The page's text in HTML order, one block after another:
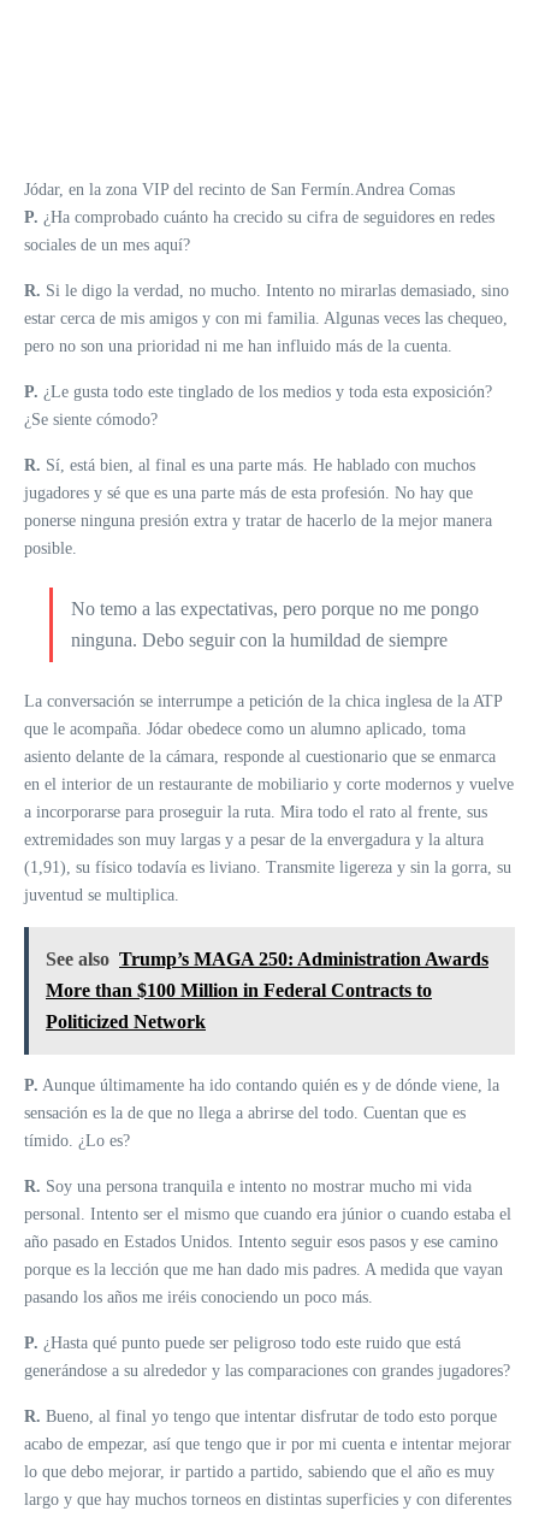
Jódar, en la zona VIP del recinto de San Fermín. Andrea Comas
P. ¿Ha comprobado cuánto ha crecido su cifra de seguidores en redes
sociales de un mes aquí?
R. Si le digo la verdad, no mucho. Intento no mirarlas demasiado, sino
estar cerca de mis amigos y con mi familia. Algunas veces las chequeo,
pero no son una prioridad ni me han influido más de la cuenta.
P. ¿Le gusta todo este tinglado de los medios y toda esta exposición?
¿Se siente cómodo?
R. Sí, está bien, al final es una parte más. He hablado con muchos
jugadores y sé que es una parte más de esta profesión. No hay que
ponerse ninguna presión extra y tratar de hacerlo de la mejor manera
posible.
No temo a las expectativas, pero porque no me pongo
ninguna. Debo seguir con la humildad de siempre
La conversación se interrumpe a petición de la chica inglesa de la ATP
que le acompaña. Jódar obedece como un alumno aplicado, toma
asiento delante de la cámara, responde al cuestionario que se enmarca
en el interior de un restaurante de mobiliario y corte modernos y vuelve
a incorporarse para proseguir la ruta. Mira todo el rato al frente, sus
extremidades son muy largas y a pesar de la envergadura y la altura
(1,91), su físico todavía es liviano. Transmite ligereza y sin la gorra, su
juventud se multiplica.
See also Trump’s MAGA 250: Administration Awards
More than $100 Million in Federal Contracts to
Politicized Network
P. Aunque últimamente ha ido contando quién es y de dónde viene, la
sensación es la de que no llega a abrirse del todo. Cuentan que es
tímido. ¿Lo es?
R. Soy una persona tranquila e intento no mostrar mucho mi vida
personal. Intento ser el mismo que cuando era júnior o cuando estaba el
año pasado en Estados Unidos. Intento seguir esos pasos y ese camino
porque es la lección que me han dado mis padres. A medida que vayan
pasando los años me iréis conociendo un poco más.
P. ¿Hasta qué punto puede ser peligroso todo este ruido que está
generándose a su alrededor y las comparaciones con grandes jugadores?
R. Bueno, al final yo tengo que intentar disfrutar de todo esto porque
acabo de empezar, así que tengo que ir por mi cuenta e intentar mejorar
lo que debo mejorar, ir partido a partido, sabiendo que el año es muy
largo y que hay muchos torneos en distintas superficies y con diferentes